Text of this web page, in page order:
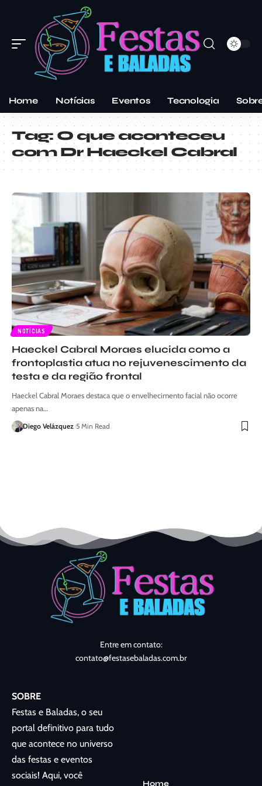
Home Notícias Eventos Tecnologia
Tag:O que aconteceu
com Dr Haeckel Cabral
NOTÍCIAS
Haeckel Cabral Moraes elucida como a
frontoplastia atua no rejuvenescimento da
testa e da região frontal
Haeckel Cabral Moraes destaca que o envelhecimento facial não ocorre
apenas na…
Diego Velázquez 5 Min Read
Entre em contato:
contato@festasebaladas.com.br
SOBRE
Festas e Baladas, o seu
portal definitivo para tudo
que acontece no universo
das festas e eventos
sociais! Aqui, você
Home